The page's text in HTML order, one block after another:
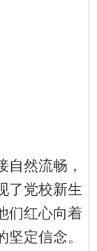
自然流畅，
了党校新生
们红心向着
定信念。